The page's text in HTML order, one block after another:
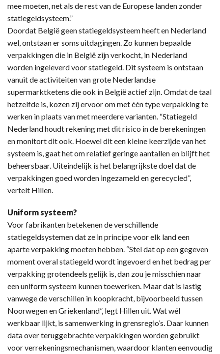
mee moeten, net als de rest van de Europese landen zonder
statiegeldsysteem.”
Doordat België geen statiegeldsysteem heeft en Nederland
wel, ontstaan er soms uitdagingen. Zo kunnen bepaalde
verpakkingen die in België zijn verkocht, in Nederland
worden ingeleverd voor statiegeld. Dit systeem is ontstaan
vanuit de activiteiten van grote Nederlandse
supermarktketens die ook in België actief zijn. Omdat de taal
hetzelfde is, kozen zij ervoor om met één type verpakking te
werken in plaats van met meerdere varianten. “Statiegeld
Nederland houdt rekening met dit risico in de berekeningen
en monitort dit ook. Hoewel dit een kleine keerzijde van het
systeem is, gaat het om relatief geringe aantallen en blijft het
beheersbaar. Uiteindelijk is het belangrijkste doel dat de
verpakkingen goed worden ingezameld en gerecycled”,
vertelt Hillen.
Uniform systeem?
Voor fabrikanten betekenen de verschillende
statiegeldsystemen dat ze in principe voor elk land een
aparte verpakking moeten hebben. “Stel dat op een gegeven
moment overal statiegeld wordt ingevoerd en het bedrag per
verpakking grotendeels gelijk is, dan zou je misschien naar
een uniform systeem kunnen toewerken. Maar dat is lastig
vanwege de verschillen in koopkracht, bijvoorbeeld tussen
Noorwegen en Griekenland”, legt Hillen uit. Wat wél
werkbaar lijkt, is samenwerking in grensregio’s. Daar kunnen
data over teruggebrachte verpakkingen worden gebruikt
voor verrekeningsmechanismen, waardoor klanten eenvoudig